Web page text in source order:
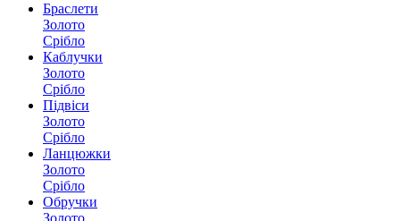
Браслети
Золото
Срібло
Каблучки
Золото
Срібло
Підвіси
Золото
Срібло
Ланцюжки
Золото
Срібло
Обручки